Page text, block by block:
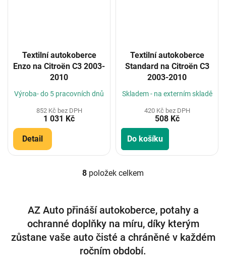
Textilní autokoberce
Enzo na Citroën C3 2003-
2010
Výroba- do 5 pracovních dnů
852 Kč bez DPH
1 031 Kč
Detail
Textilní autokoberce
Standard na Citroën C3
2003-2010
Skladem - na externím skladě
420 Kč bez DPH
508 Kč
Do košíku
O
á
d
a
c
p
8 položek celkem
AZ Auto přináší autokoberce, potahy a
ochranné doplňky na míru, díky kterým
zůstane vaše auto čisté a chráněné v každém
ročním období.